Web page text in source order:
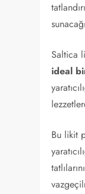
Saltica
ideal
Bu likit